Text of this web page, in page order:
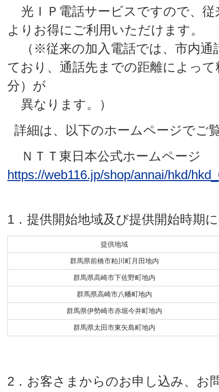
光ＩＰ電話サービスですので、従
よりお得にご利用いただけます。
（※従来の加入電話では、市内通
ており、通話先までの距離によって
分）が
異なります。）
詳細は、以下のホームページでご
ＮＴＴ東日本公式ホームページ
https://web116.jp/shop/annai/hkd/
1．提供開始地域及び提供開始時期
提供地域
群馬県前橋市粕川町月田地内
群馬県高崎市下佐野町地内
群馬県高崎市八幡町地内
群馬県伊勢崎市赤堀今井町地内
群馬県太田市東矢島町地内
2．お客さまからのお申し込み、お